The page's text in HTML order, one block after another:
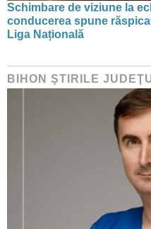
Schimbare de viziune la
conducerea spune
Liga Națională
BIHON ŞTIRILE